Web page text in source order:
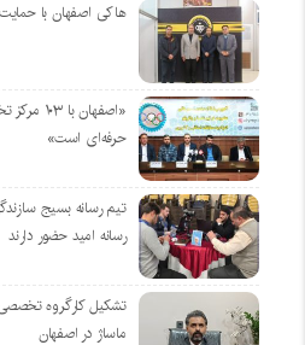
هاکی اصفهان با
«اصفهان
حرفه‌ای است»
تیم رسانه بسیج
رسانه امید حضور دارند
تشکیل کارگروه
ماساژ در اصفهان